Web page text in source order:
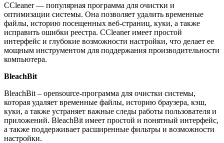
CCleaner — популярная программа для очистки и
оптимизации системы. Она позволяет удалить временные
файлы, историю посещенных веб-страниц, куки, а также
исправить ошибки реестра. CCleaner имеет простой
интерфейс и глубокие возможности настройки, что делает ее
мощным инструментом для поддержания производительности
компьютера.
BleachBit
BleachBit – opensource-программа для очистки системы,
которая удаляет временные файлы, историю браузера, кэш,
куки, а также устраняет важные следы работы пользователя и
приложений. BleachBit имеет простой и понятный интерфейс,
а также поддерживает расширенные фильтры и возможности
настройки.